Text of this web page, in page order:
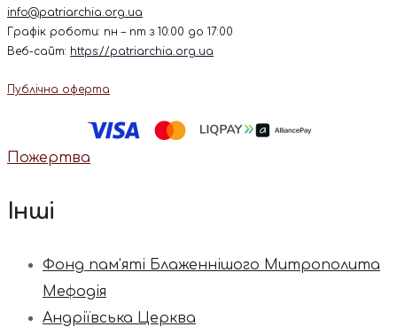
info@patriarchia.org.ua
Графік роботи: пн – пт з 10:00 до 17:00
Веб-сайт: https://patriarchia.org.ua
Публічна оферта
Пожертва
Інші
Фонд пам’яті Блаженнішого Митрополита
Мефодія
Андріївська Церква